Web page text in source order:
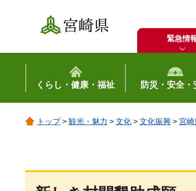
宮崎県
緊急情
くらし・健康・福祉 防災・安全・
トップ> 観光・魅力 > 文化 > 文化振興 > 宮崎